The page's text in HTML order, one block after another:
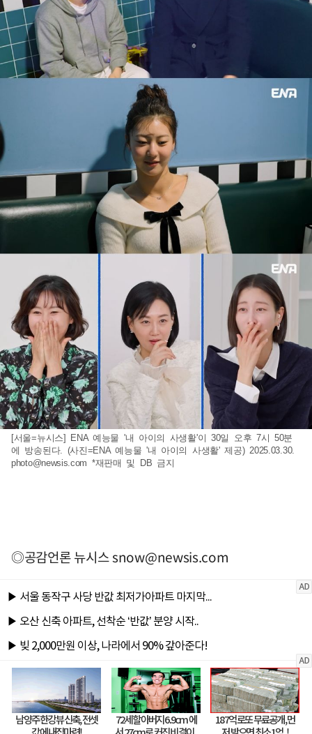
[서울=뉴시스] ENA 예능물 '내 아이의 사생활'이 30일 오후 7시 50분
에 방송된다. (사진=ENA 예능물 '내 아이의 사생활' 제공) 2025.03.30.
photo@newsis.com *재판매 및 DB 금지
◎공감언론 뉴시스snow@newsis.com